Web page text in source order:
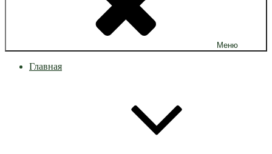
Меню
Главная